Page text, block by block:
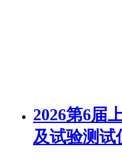
2026第6届
及试验测试